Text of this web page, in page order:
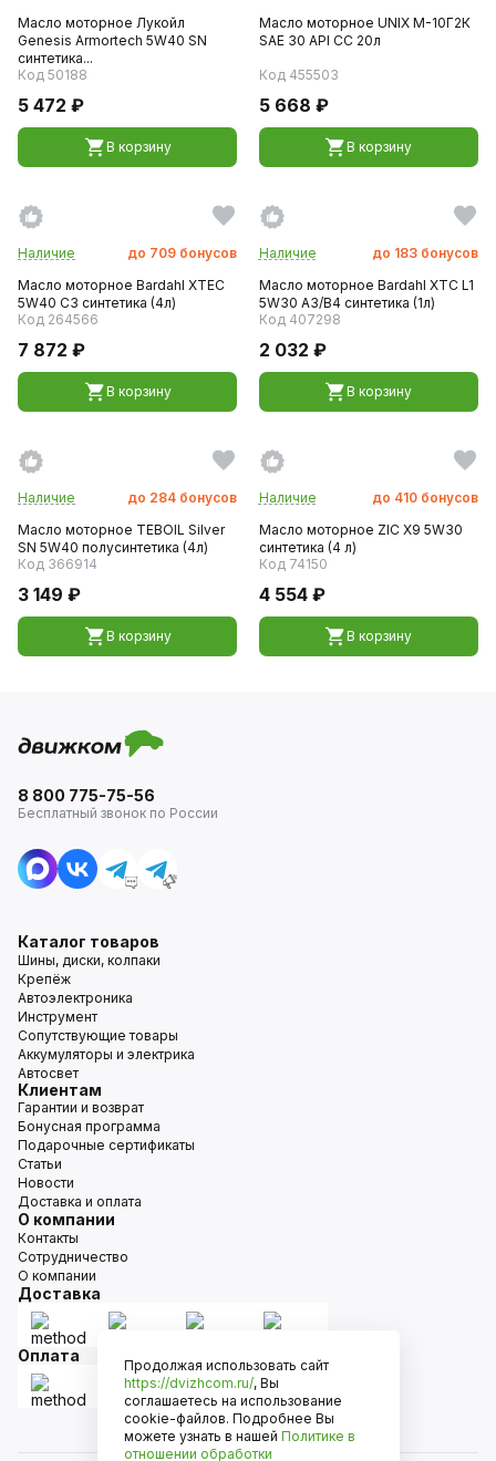
Масло моторное Лукойл
Genesis Armortech 5W40 SN
синтетика...
Код 50188
5 472 ₽
В корзину
Масло моторное UNIX М-10Г2К
SAE 30 API CC 20л
Код 455503
5 668 ₽
В корзину
Наличие до 709 бонусов
Масло моторное Bardahl XTEC
5W40 C3 синтетика (4л)
Код 264566
7 872 ₽
В корзину
Наличие до 183 бонусов
Масло моторное Bardahl XTC L1
5W30 A3/B4 синтетика (1л)
Код 407298
2 032 ₽
В корзину
Наличие до 284 бонусов
Масло моторное TEBOIL Silver
SN 5W40 полусинтетика (4л)
Код 366914
3 149 ₽
В корзину
Наличие до 410 бонусов
Масло моторное ZIC X9 5W30
синтетика (4 л)
Код 74150
4 554 ₽
В корзину
8 800 775-75-56
Бесплатный звонок по России
Каталог товаров
Шины, диски, колпаки
Крепёж
Автоэлектроника
Инструмент
Сопутствующие товары
Аккумуляторы и электрика
Автосвет
Клиентам
Гарантии и возврат
Бонусная программа
Подарочные сертификаты
Статьи
Новости
Доставка и оплата
О компании
Контакты
Сотрудничество
О компании
Доставка
Оплата
Продолжая использовать сайт
https://dvizhcom.ru/, Вы
соглашаетесь на использование
cookie-файлов. Подробнее Вы
можете узнать в нашей Политике в
отношении обработки